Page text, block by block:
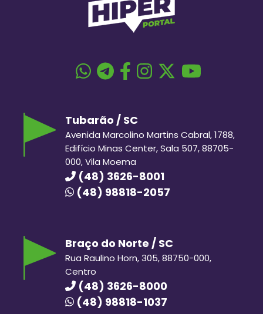
Tubarão / SC
Avenida Marcolino Martins Cabral, 1788,
Edifício Minas Center, Sala 507, 88705-
000, Vila Moema
(48) 3626-8001
(48) 98818-2057
Braço do Norte / SC
Rua Raulino Horn, 305, 88750-000,
Centro
(48) 3626-8000
(48) 98818-1037